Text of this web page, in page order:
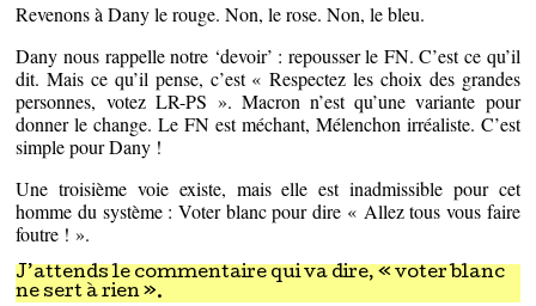
Revenons à Dany le rouge. Non, le rose. Non, le bleu.
Dany nous rappelle notre ‘devoir’ : repousser le FN. C’est ce qu’il
dit. Mais ce qu’il pense, c’est « Respectez les choix des grandes
personnes, votez LR-PS ». Macron n’est qu’une variante pour
donner le change. Le FN est méchant, Mélenchon irréaliste. C’est
simple pour Dany !
Une troisième voie existe, mais elle est inadmissible pour cet
homme du système : Voter blanc pour dire « Allez tous vous faire
foutre ! ».
J’attends le commentaire qui va dire, « voter blanc
ne sert à rien ».